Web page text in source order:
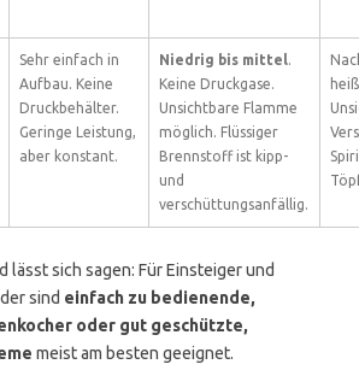
Sehr einfach in
Aufbau. Keine
Druckbehälter.
Geringe Leistung,
aber konstant.
Niedrig bis mittel.
Keine Druckgase.
Unsichtbare Flamme
möglich. Flüssiger
Brennstoff ist kipp-
und
verschüttungsanfällig.
lässt sich sagen: Für Einsteiger und
sind einfach zu bedienende,
oder gut geschützte,
meist am besten geeignet.